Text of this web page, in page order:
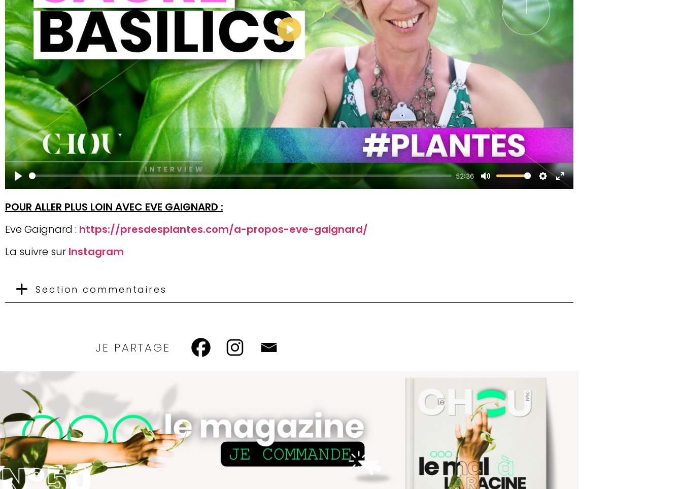
Play
52:36
Mute SettingsEnter fullscreen
Play
POUR ALLER PLUS LOIN AVEC EVE GAIGNARD :
Eve Gaignard : https://presdesplantes.com/a-propos-eve-gaignard/
La suivre sur Instagram
Section commentaires
JE PARTAGE